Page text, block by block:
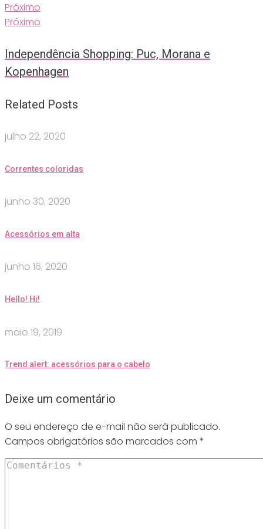
Próximo
Próximo
Independência Shopping: Puc, Morana e
Kopenhagen
Related Posts
julho 22, 2020
Correntes coloridas
junho 30, 2020
Acessórios em alta
junho 16, 2020
Hello! Hi!
maio 19, 2019
Trend alert: acessórios para o cabelo
Deixe um comentário
O seu endereço de e-mail não será publicado.
Campos obrigatórios são marcados com *